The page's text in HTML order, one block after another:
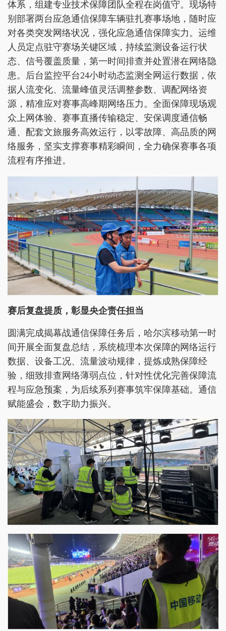
体系，组建专业技术保障团队全程在岗值守。现场特
别部署两台应急通信保障车辆驻扎赛事场地，随时应
对各类突发网络状况，强化应急通信保障实力。运维
人员定点驻守赛场关键区域，持续监测设备运行状
态、信号覆盖质量，第一时间排查并处置潜在网络隐
患。后台监控平台24小时动态监测全网运行数据，依
据人流变化、流量峰值灵活调整参数、调配网络资
源，精准应对赛事高峰期网络压力。全面保障现场观
众上网体验、赛事直播传输稳定、安保调度通信畅
通、配套文旅服务高效运行，以零故障、高品质的网
络服务，坚实支撑赛事精彩瞬间，全力确保赛事各项
流程有序推进。
赛后复盘提质，彰显央企责任担当
圆满完成揭幕战通信保障任务后，哈尔滨移动第一时
间开展全面复盘总结，系统梳理本次保障的网络运行
数据、设备工况、流量波动规律，提炼成熟保障经
验，细致排查网络薄弱点位，针对性优化完善保障流
程与应急预案，为后续系列赛事筑牢保障基础。通信
赋能盛会，数字助力振兴。